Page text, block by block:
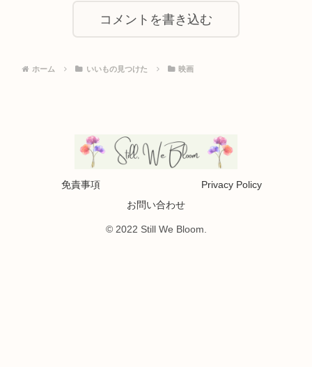
コメントを書き込む
ホーム いいもの見つけた 映画
免責事項
Privacy Policy
お問い合わせ
© 2022 Still We Bloom.